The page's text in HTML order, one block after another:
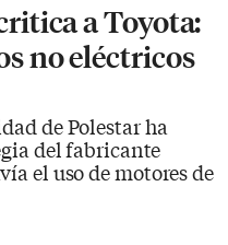
a Toyota:
no eléctricos
de Polestar ha
del fabricante
el uso de motores de